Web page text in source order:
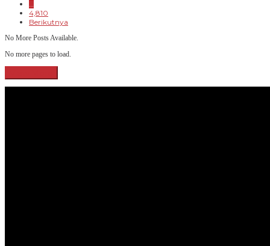
4,810
Berikutnya
No More Posts Available.
No more pages to load.